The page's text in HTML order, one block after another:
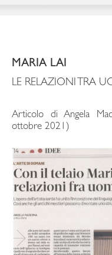
MARIA LAI
LE RELAZIONI TRA
Articolo di Angela
ottobre 2021)